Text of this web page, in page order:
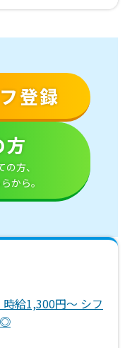
登録
方
方、
から。
給1,300円～ シフ
◎